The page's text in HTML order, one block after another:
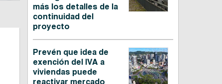
más los detalles de la
continuidad del
proyecto
Prevén que idea de
exención del IVA a
viviendas puede
reactivar mercado